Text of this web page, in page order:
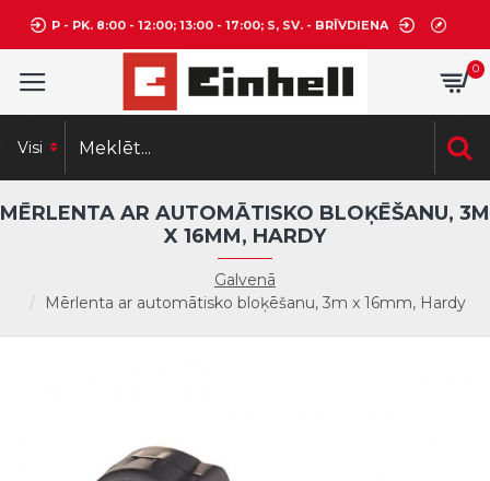
P - PK. 8:00 - 12:00; 13:00 - 17:00; S, SV. - BRĪVDIENA
0
Visi
Galvenā
Mērlenta ar automātisko bloķēšanu, 3m x 16mm, Hardy
MĒRLENTA AR AUTOMĀTISKO BLOĶĒŠANU, 3M
X 16MM, HARDY